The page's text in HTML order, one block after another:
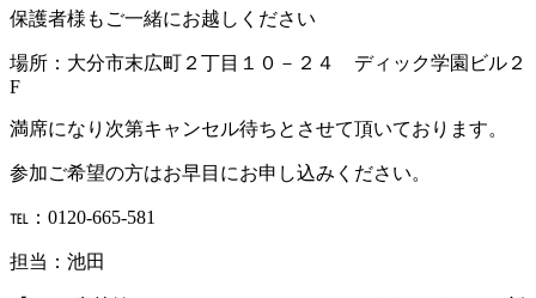
保護者様もご一緒にお越しください
場所：大分市末広町２丁目１０－２４ ディック学園ビル２
F
満席になり次第キャンセル待ちとさせて頂いております。
参加ご希望の方はお早目にお申し込みください。
℡：0120-665-581
担当：池田